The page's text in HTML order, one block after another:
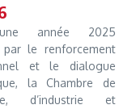
année 2025
par le renforcement
et le dialogue
la Chambre de
d’industrie et